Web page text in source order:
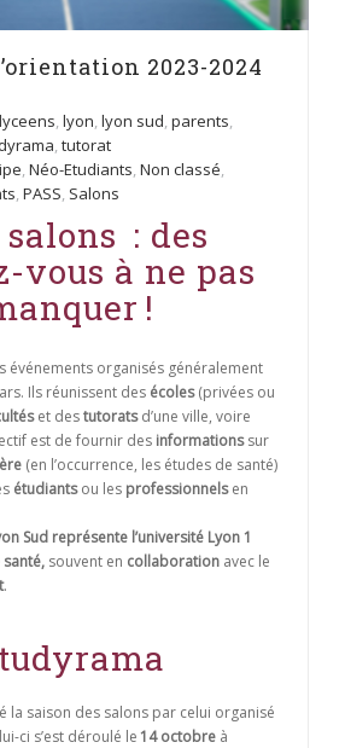
2023-2024
lyceens, lyon, lyon sud, parents,
, tutorat
, Néo-Etudiants, Non classé,
, PASS, Salons
salons : des
vous à ne pas
!
événements organisés généralement
Ils réunissent des écoles(privées ou
et destutoratsd’une ville, voire
est de fournir des informationssur
(en l’occurrence, les études de santé)
étudiantsou les professionnelsen
Sud représente l’université Lyon 1
souvent en collaboration avec le
.
la saison des salons par celui organisé
ci s’est déroulé le14 octobre à